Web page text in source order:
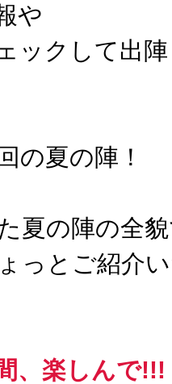
や
ックして出
の夏の陣！
夏の陣の全
っとご紹介
、楽しんで!!!